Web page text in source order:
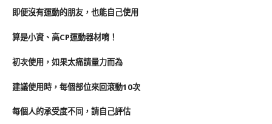
即便沒有運動的朋友，也能自己使用
算是小資、高CP運動器材唷！
初次使用，如果太痛請量力而為
建議使用時，每個部位來回滾動10次
每個人的承受度不同，請自己評估